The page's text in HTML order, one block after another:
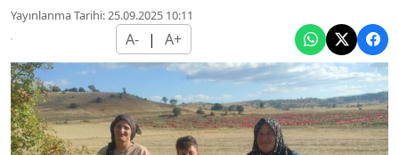
Yayınlanma Tarihi: 25.09.2025 10:11
A- | A+